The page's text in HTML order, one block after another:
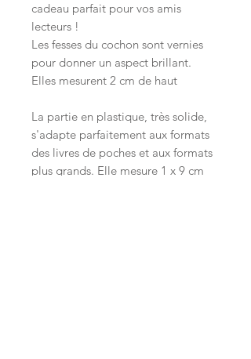
cadeau parfait pour vos amis
lecteurs !
Les fesses du cochon sont vernies
pour donner un aspect brillant.
Elles mesurent 2 cm de haut
La partie en plastique, très solide,
s'adapte parfaitement aux formats
des livres de poches et aux formats
plus grands. Elle mesure 1 x 9 cm